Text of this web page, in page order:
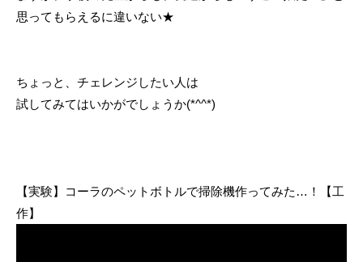
思ってもらえるに違いない★
ちょっと、チェレンジしたい人は
試してみてはいかがでしょうか(*^^*)
【実験】コーラのペットボトルで掃除機作ってみた…！【工
作】